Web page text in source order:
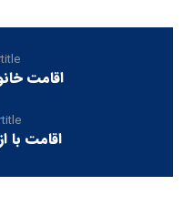
اقامت
اقامت با